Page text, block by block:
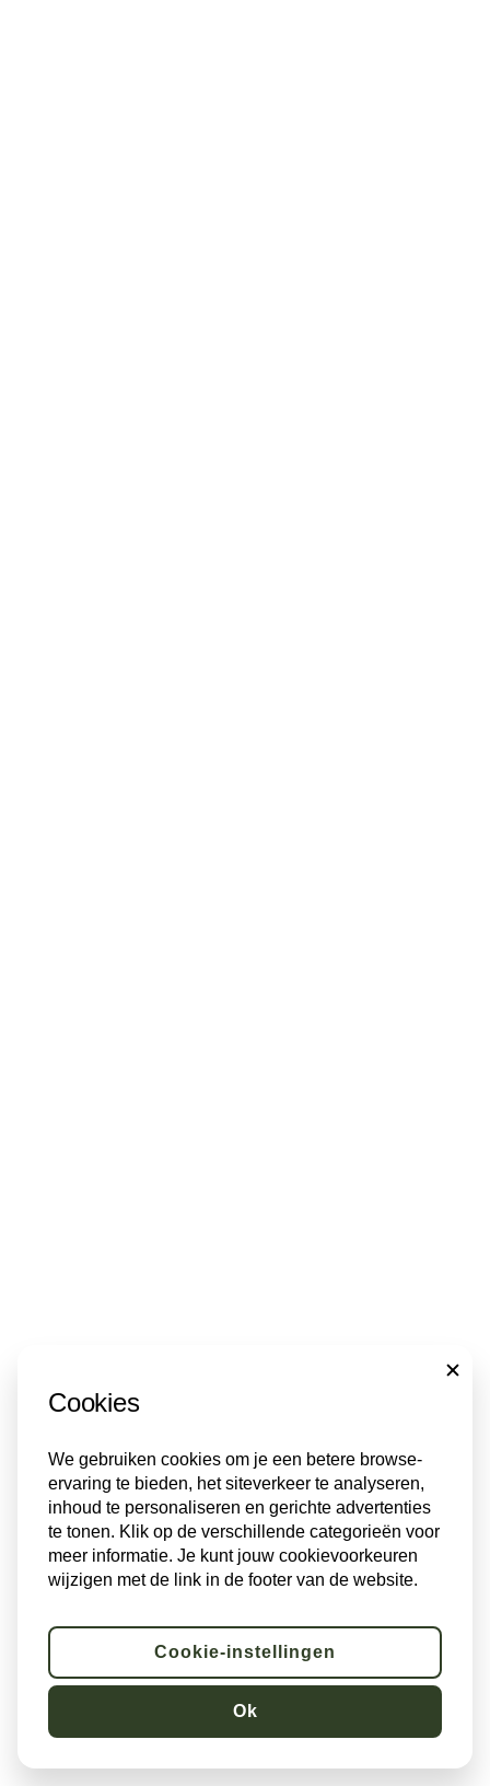
Cookies
We gebruiken cookies om je een betere browse-
ervaring te bieden, het siteverkeer te analyseren,
inhoud te personaliseren en gerichte advertenties
te tonen. Klik op de verschillende categorieën voor
meer informatie. Je kunt jouw cookievoorkeuren
wijzigen met de link in de footer van de website.
CLOSE
Cookie-instellingen
Ok